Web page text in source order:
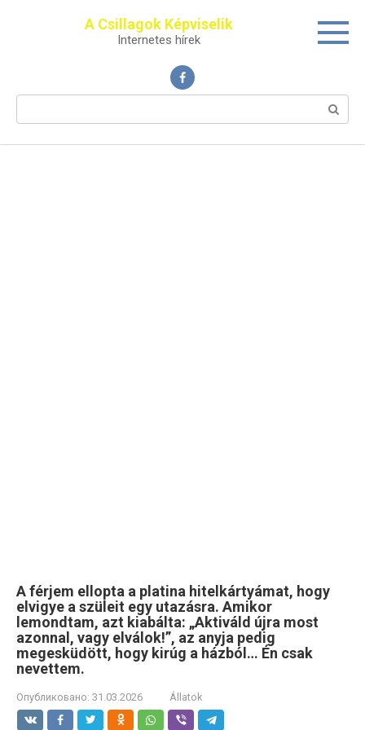
A Csillagok Képviselik
Internetes hírek
Поиск:
A férjem ellopta a platina hitelkártyámat, hogy
elvigye a szüleit egy utazásra. Amikor
lemondtam, azt kiabálta: „Aktiváld újra most
azonnal, vagy elválok!”, az anyja pedig
megesküdött, hogy kirúg a házból… Én csak
nevettem.
Опубликовано: 31.03.2026 Állatok